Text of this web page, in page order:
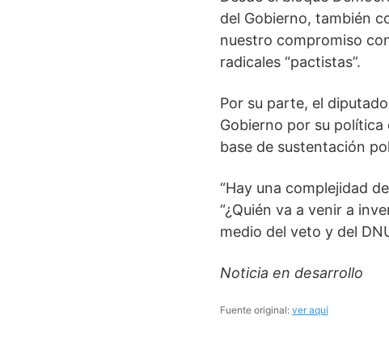
del Gobierno, también
nuestro compromiso
radicales “pactistas”.
Por su parte, el
Gobierno por su
base de sustentación
“Hay una complejidad
“¿Quién va a venir a
medio del veto y del
Noticia en desarrollo
Fuente original: ver aquí